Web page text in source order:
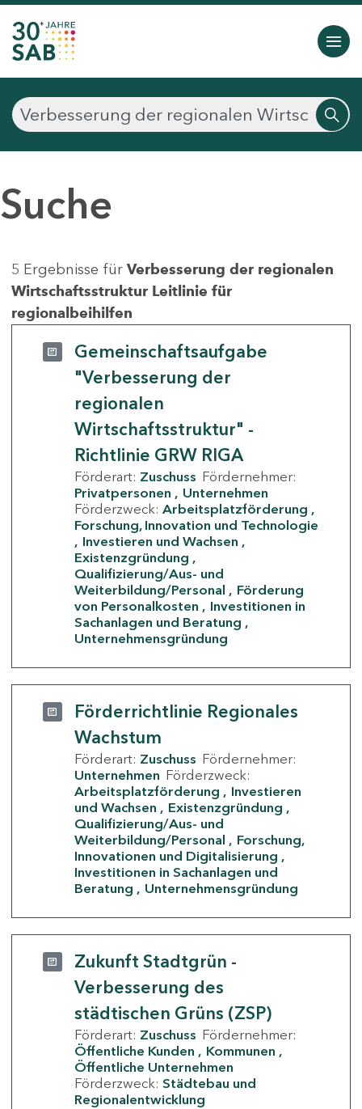
Suche
5 Ergebnisse für Verbesserung der regionalen
Wirtschaftsstruktur Leitlinie für
regionalbeihilfen
Gemeinschaftsaufgabe
"Verbesserung der
regionalen
Wirtschaftsstruktur" -
Richtlinie GRW RIGA
Förderart: Zuschuss Fördernehmer:
Privatpersonen
Unternehmen
Förderzweck: Arbeitsplatzförderung
Forschung, Innovation und Technologie
Investieren und Wachsen
Existenzgründung
Qualifizierung/Aus- und
Weiterbildung/Personal
Förderung
von Personalkosten
Investitionen in
Sachanlagen und Beratung
Unternehmensgründung
Förderrichtlinie Regionales
Wachstum
Förderart: Zuschuss Fördernehmer:
Unternehmen Förderzweck:
Arbeitsplatzförderung
Investieren
und Wachsen
Existenzgründung
Qualifizierung/Aus- und
Weiterbildung/Personal
Forschung,
Innovationen und Digitalisierung
Investitionen in Sachanlagen und
Beratung
Unternehmensgründung
Zukunft Stadtgrün -
Verbesserung des
städtischen Grüns (ZSP)
Förderart: Zuschuss Fördernehmer:
Öffentliche Kunden
Kommunen
Öffentliche Unternehmen
Förderzweck: Städtebau und
Regionalentwicklung